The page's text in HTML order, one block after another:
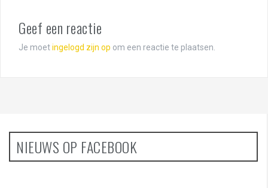
Geef een reactie
Je moetingelogd zijn op om een reactie te plaatsen.
NIEUWS OP FACEBOOK